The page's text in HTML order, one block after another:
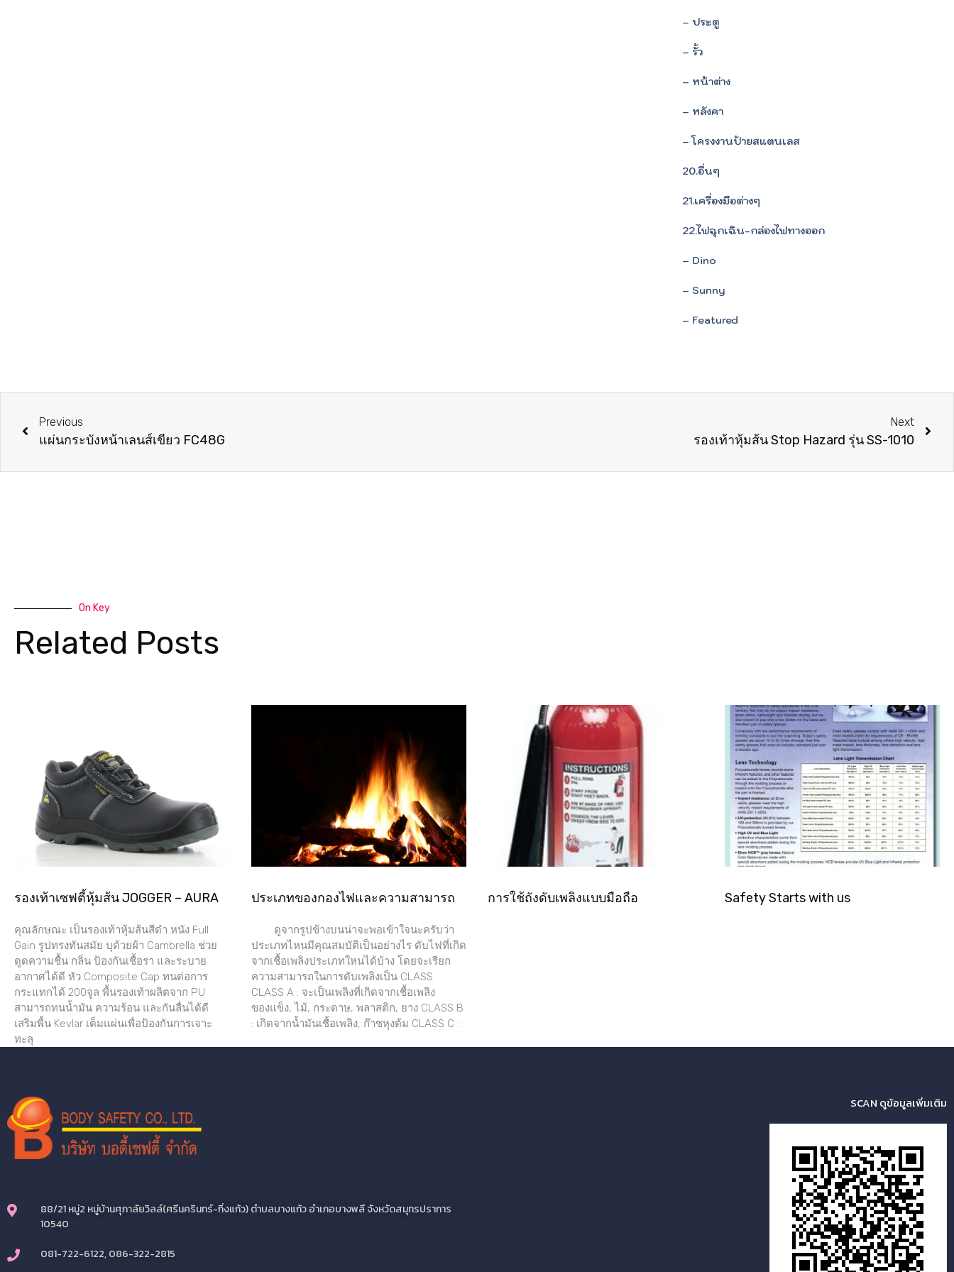
– ประตู
– รั้ว
– หน้าต่าง
– หลังคา
– โครงงานป้ายสแตนเลส
20.อื่นๆ
21.เครื่องมือต่างๆ
22.ไฟฉุกเฉิน-กล่องไฟทางออก
– Dino
– Sunny
– Featured
Previous
แผ่นกระบังหน้าเลนส์เขียว FC48G
Next
รองเท้าหุ้มส้น Stop Hazard รุ่น SS-1010
On Key
Related Posts
รองเท้าเซฟตี้หุ้มส้น JOGGER – AURA
คุณลักษณะ เป็นรองเท้าหุ้มส้นสีดำ หนัง Full
Gain รูปทรงทันสมัย บุด้วยผ้า Cambrella ช่วย
ดูดความชื้น กลิ่น ป้องกันเชื้อรา และระบาย
อากาศได้ดี หัว Composite Cap ทนต่อการ
กระแทกได้ 200จูล พื้นรองเท้าผลิตจาก PU
สามารถทนน้ำมัน ความร้อน และกันลื่นได้ดี
เสริมพื้น Kevlar เต็มแผ่นเพื่อป้องกันการเจาะ
ทะลุ
ประเภทของกองไฟและความสามารถ
ดูจากรูปข้างบนน่าจะพอเข้าใจนะครับว่า
ประเภทไหนมีคุณสมบัติเป็นอย่างไร ดับไฟที่เกิด
จากเชื้อเพลิงประเภทใหนได้บ้าง โดยจะเรียก
ความสามารถในการดับเพลิงเป็น CLASS
CLASS A : จะเป็นเพลิงที่เกิดจากเชื้อเพลิง
ของแข็ง, ไม้, กระดาษ, พลาสติก, ยาง CLASS B
: เกิดจากน้ำมันเชื้อเพลิง, ก๊าซหุงต้ม CLASS C :
การใช้ถังดับเพลิงแบบมือถือ Safety Starts with us
88/21 หมู่2 หมู่บ้านศุภาลัยวิลล์(ศรีนครินทร์-กิ่งแก้ว) ตำบลบางแก้ว อำเภอบางพลี จังหวัดสมุทรปราการ
10540
081-722-6122, 086-322-2815
SCAN ดูข้อมูลเพิ่มเติม